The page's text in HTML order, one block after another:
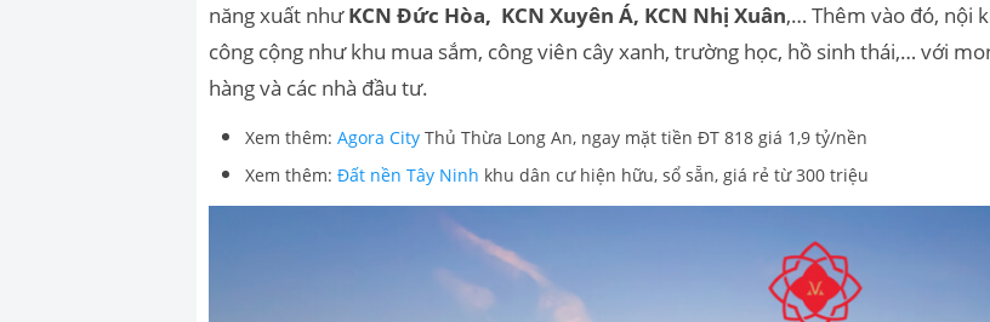
năng xuất nhưKCN Đức Hòa, KCN Xuyên Á, KCN Nhị Xuân,… Thêm vào đó, nội
công cộng như khu mua sắm, công viên cây xanh, trường học, hồ sinh thái,… với
hàng và các nhà đầu tư.
Xem thêm: Agora City Thủ Thừa Long An, ngay mặt tiền ĐT 818 giá 1,9 tỷ/nền
Xem thêm: Đất nền Tây Ninh khu dân cư hiện hữu, sổ sẵn, giá rẻ từ 300 triệu